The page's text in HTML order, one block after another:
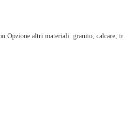
Opzione altri materiali: granito, calcare,